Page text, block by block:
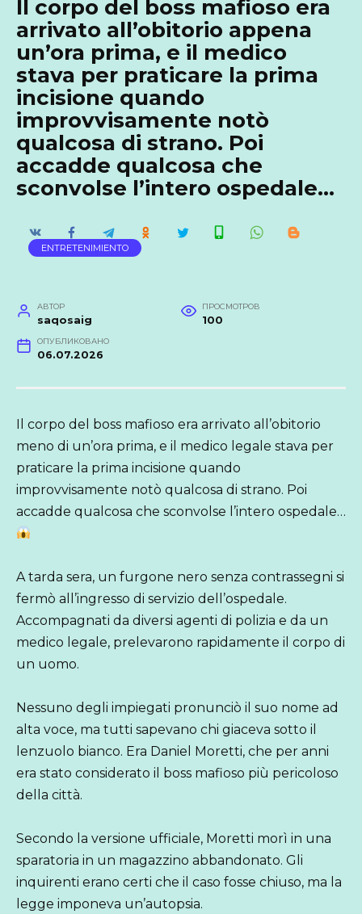
Il corpo del boss mafioso era
arrivato all’obitorio appena
un’ora prima, e il medico
stava per praticare la prima
incisione quando
improvvisamente notò
qualcosa di strano. Poi
accadde qualcosa che
sconvolse l’intero ospedale…
ENTRETENIMIENTO
АВТОР
saqosaig
ПРОСМОТРОВ
100
ОПУБЛИКОВАНО
06.07.2026
Il corpo del boss mafioso era arrivato all’obitorio
meno di un’ora prima, e il medico legale stava per
praticare la prima incisione quando
improvvisamente notò qualcosa di strano. Poi
accadde qualcosa che sconvolse l’intero ospedale…
A tarda sera, un furgone nero senza contrassegni si
fermò all’ingresso di servizio dell’ospedale.
Accompagnati da diversi agenti di polizia e da un
medico legale, prelevarono rapidamente il corpo di
un uomo.
Nessuno degli impiegati pronunciò il suo nome ad
alta voce, ma tutti sapevano chi giaceva sotto il
lenzuolo bianco. Era Daniel Moretti, che per anni
era stato considerato il boss mafioso più pericoloso
della città.
Secondo la versione ufficiale, Moretti morì in una
sparatoria in un magazzino abbandonato. Gli
inquirenti erano certi che il caso fosse chiuso, ma la
legge imponeva un’autopsia.